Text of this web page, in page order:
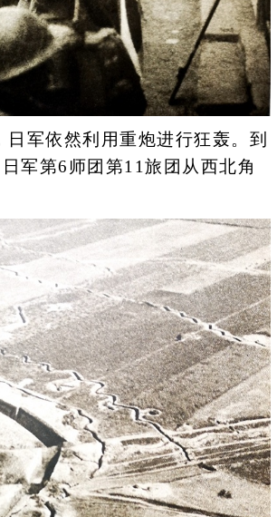
军依然利用重炮进行狂轰。到
军第6师团第11旅团从西北角